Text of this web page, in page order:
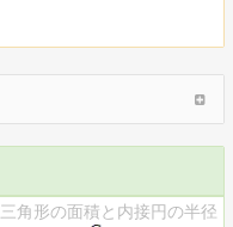
三角形の面積と内接円の半径